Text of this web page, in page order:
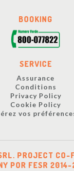
BOOKING
SERVICE
Assurance
Conditions
Privacy Policy
Cookie Policy
vos
PROJECT CO-
POR FESR